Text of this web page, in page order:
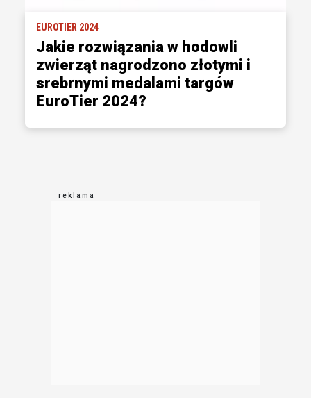
EUROTIER 2024
Jakie rozwiązania w hodowli
zwierząt nagrodzono złotymi i
srebrnymi medalami targów
EuroTier 2024?